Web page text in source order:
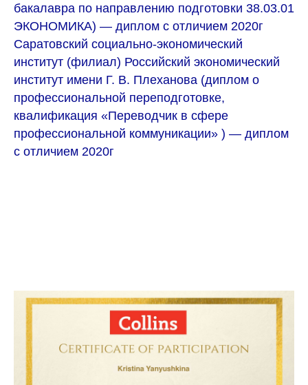
бакалавра по направлению подготовки 38.03.01
ЭКОНОМИКА) — диплом с отличием 2020г
Саратовский социально-экономический
институт (филиал) Российский экономический
институт имени Г. В. Плеханова (диплом о
профессиональной переподготовке,
квалификация «Переводчик в сфере
профессиональной коммуникации» ) — диплом
с отличием 2020г